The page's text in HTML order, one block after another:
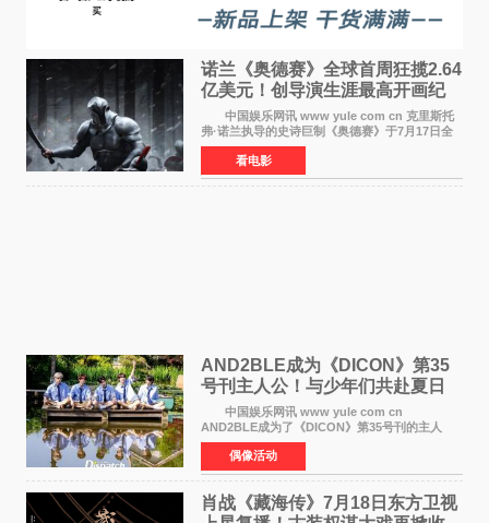
诺兰《奥德赛》全球首周狂揽2.64
亿美元！创导演生涯最高开画纪
中国娱乐网讯 www yule com cn 克里斯托
弗·诺兰执导的史诗巨制《奥德赛》于7月17日全
球上映，首周末票房表现远超预期——北美首周
三天粗报1 245亿美元（开画3919馆），全球首周
2 641亿美元
看电影
AND2BLE成为《DICON》第35
号刊主人公！与少年们共赴夏日
之约
中国娱乐网讯 www yule com cn
AND2BLE成为了《DICON》第35号刊的主人
公，本期标题为And The Summer。作为出道后
首次担任杂志画报主角的完整体，AND2BLE用清
澈的少年感与全新的夏天相遇了
偶像活动
肖战《藏海传》7月18日东方卫视